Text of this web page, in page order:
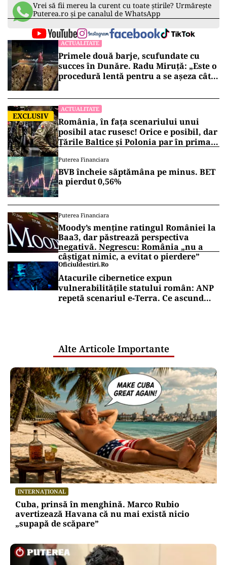
Vrei să fii mereu la curent cu toate știrile? Urmărește
Puterea.ro și pe canalul de WhatsApp
ACTUALITATE
Primele două barje, scufundate cu
succes în Dunăre. Radu Miruță: „Este o
procedură lentă pentru a se așeza cât
EXCLUSIV
ACTUALITATE
România, în fața scenariului unui
posibil atac rusesc! Orice e posibil, dar
Țările Baltice și Polonia par în prima
Puterea Financiara
BVB încheie săptămâna pe minus. BET
a pierdut 0,56%
Puterea Financiara
Moody’s menține ratingul României la
Baa3, dar păstrează perspectiva
negativă. Negrescu: România „nu a
câștigat nimic, a evitat o pierdere”
Oficiuldestiri.ro
Atacurile cibernetice expun
vulnerabilitățile statului român: ANP
repetă scenariul e‑Terra. Ce ascund
Alte Articole Importante
INTERNAȚIONAL
Cuba, prinsă în menghină. Marco Rubio
avertizează Havana că nu mai există nicio
„supapă de scăpare”